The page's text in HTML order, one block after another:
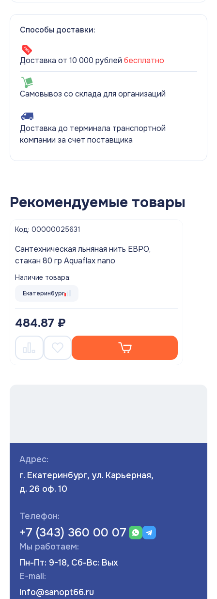
Способы доставки:
Доставка от 10 000 рублей бесплатно
Самовывоз со склада для организаций
Доставка до терминала транспортной
компании за счет поставщика
Рекомендуемые товары
Код: 00000025631
Cантехническая льняная нить ЕВРО,
стакан 80 гр Aquaflax nano
Наличие товара:
Екатеринбург
484.87 ₽
Адрес:
г. Екатеринбург, ул. Карьерная,
д. 26 оф. 10
Телефон:
+7 (343) 360 00 07
Мы работаем:
Пн-Пт: 9-18, Сб-Вс: Вых
E-mail:
info@sanopt66.ru